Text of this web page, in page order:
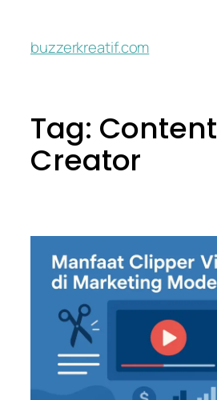
buzzerkreatif.com
Tag: Content
Creator